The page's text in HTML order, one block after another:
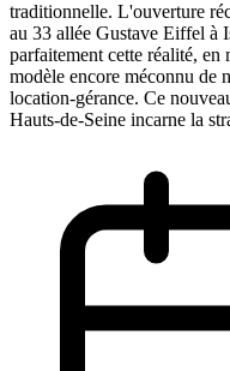
traditionnelle. L'ouverture
au 33 allée Gustave Eiffel à
parfaitement cette réalité, en
modèle encore méconnu de
location-gérance. Ce
Hauts-de-Seine incarne la